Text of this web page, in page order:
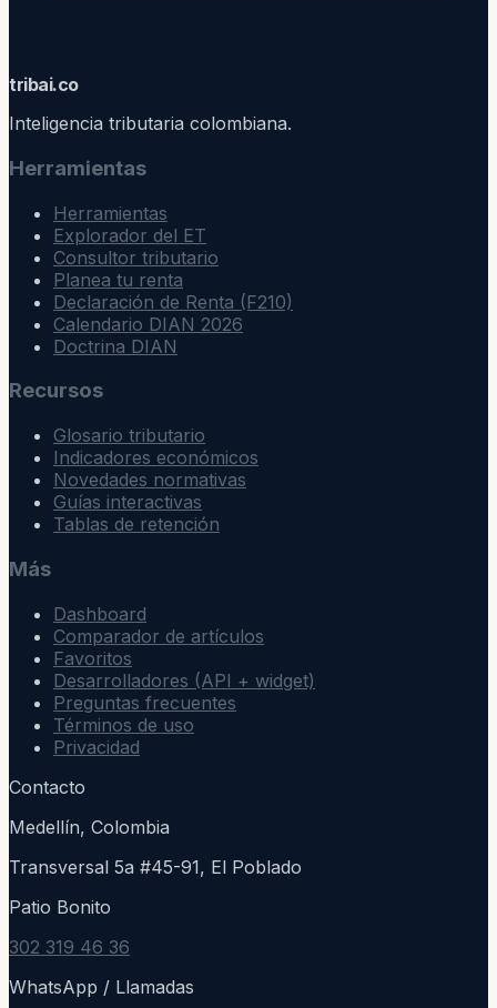
tribai.co
Inteligencia tributaria colombiana.
Herramientas
Herramientas
Explorador del ET
Consultor tributario
Planea tu renta
Declaración de Renta (F210)
Calendario DIAN 2026
Doctrina DIAN
Recursos
Glosario tributario
Indicadores económicos
Novedades normativas
Guías interactivas
Tablas de retención
Más
Dashboard
Comparador de artículos
Favoritos
Desarrolladores (API + widget)
Preguntas frecuentes
Términos de uso
Privacidad
Contacto
Medellín, Colombia
Transversal 5a #45-91, El Poblado
Patio Bonito
302 319 46 36
WhatsApp / Llamadas